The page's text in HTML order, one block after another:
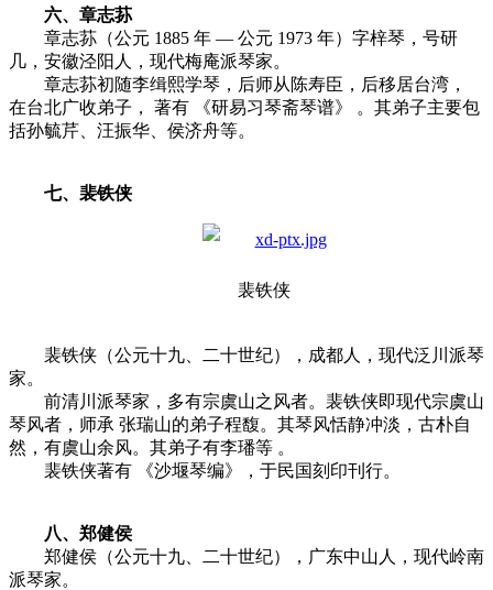
六、章志荪
章志荪（公元 1885 年 — 公元 1973 年）字梓琴，号研
几，安徽泾阳人，现代梅庵派琴家。
章志荪初随李缉熙学琴，后师从陈寿臣，后移居台湾，
在台北广收弟子， 著有 《研易习琴斋琴谱》 。其弟子主要包
括孙毓芹、汪振华、侯济舟等。
七、裴铁侠
裴铁侠
裴铁侠（公元十九、二十世纪），成都人，现代泛川派琴
家。
前清川派琴家，多有宗虞山之风者。裴铁侠即现代宗虞山
琴风者，师承 张瑞山的弟子程馥。其琴风恬静冲淡，古朴自
然，有虞山余风。其弟子有李璠等 。
裴铁侠著有 《沙堰琴编》，于民国刻印刊行。
八、郑健侯
郑健侯（公元十九、二十世纪），广东中山人，现代岭南
派琴家。